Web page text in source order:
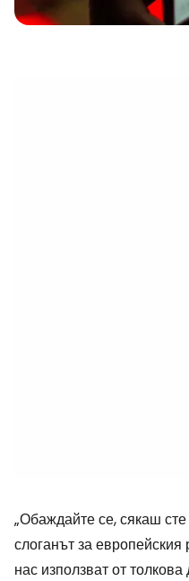
„Обаждайте се, сякаш
слоганът за европейския
нас използват от